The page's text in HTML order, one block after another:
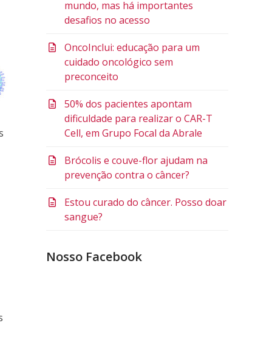
mundo, mas há importantes
desafios no acesso
OncoInclui: educação para um
cuidado oncológico sem
preconceito
50% dos pacientes apontam
dificuldade para realizar o CAR-T
Cell, em Grupo Focal da Abrale
Brócolis e couve-flor ajudam na
prevenção contra o câncer?
Estou curado do câncer. Posso doar
sangue?
Nosso Facebook